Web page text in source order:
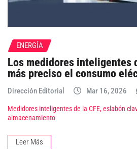
ENERGÍA
Los medidores inteligentes
más preciso el consumo
Dirección Editorial Mar 16, 2026
Medidores inteligentes de la CFE, eslabón
almacenamiento
Leer Más